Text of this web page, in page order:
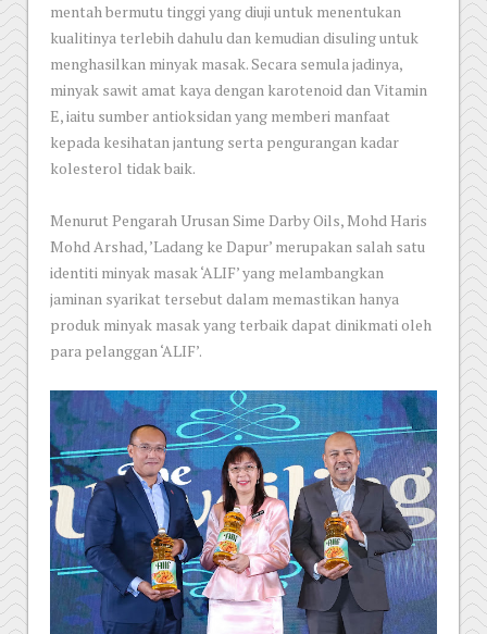
mentah bermutu tinggi yang diuji untuk menentukan
kualitinya terlebih dahulu dan kemudian disuling untuk
menghasilkan minyak masak. Secara semula jadinya,
minyak sawit amat kaya dengan karotenoid dan Vitamin
E, iaitu sumber antioksidan yang memberi manfaat
kepada kesihatan jantung serta pengurangan kadar
kolesterol tidak baik.
Menurut Pengarah Urusan Sime Darby Oils, Mohd Haris
Mohd Arshad, ’Ladang ke Dapur’ merupakan salah satu
identiti minyak masak ‘ALIF’ yang melambangkan
jaminan syarikat tersebut dalam memastikan hanya
produk minyak masak yang terbaik dapat dinikmati oleh
para pelanggan ‘ALIF’.